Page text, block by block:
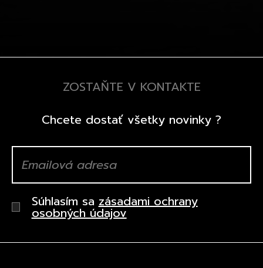
ZOSTAŇTE V KONTAKTE
Chcete dostať všetky novinky ?
Súhlasím sazásadami ochrany
osobných údajov